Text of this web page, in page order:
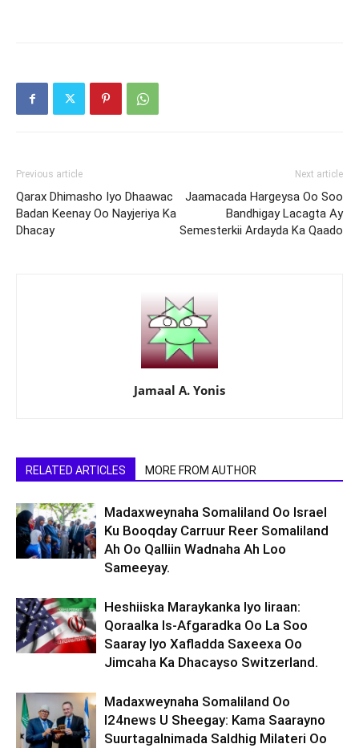
Previous article
Qarax Dhimasho Iyo Dhaawac
Badan Keenay Oo Nayjeriya Ka
Dhacay
Next article
Jaamacada Hargeysa Oo Soo
Bandhigay Lacagta Ay
Semesterkii Ardayda Ka Qaado
Jamaal A. Yonis
RELATED ARTICLES MORE FROM AUTHOR
Madaxweynaha Somaliland Oo Israel
Ku Booqday Carruur Reer Somaliland
Ah Oo Qalliin Wadnaha Ah Loo
Sameeyay.
Heshiiska Maraykanka Iyo Iiraan:
Qoraalka Is-Afgaradka Oo La Soo
Saaray Iyo Xafladda Saxeexa Oo
Jimcaha Ka Dhacayso Switzerland.
Madaxweynaha Somaliland Oo
I24news U Sheegay: Kama Saarayno
Suurtagalnimada Saldhig Milateri Oo